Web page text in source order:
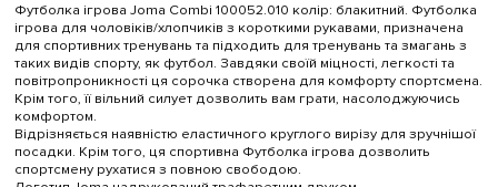
Футболка ігрова Joma Combi 100052.010 колір: блакитний. Футболка
ігрова для чоловіків/хлопчиків з короткими рукавами, призначена
для спортивних тренувань та підходить для тренувань та змагань з
таких видів спорту, як футбол. Завдяки своїй міцності, легкості та
повітропроникності ця сорочка створена для комфорту спортсмена.
Крім того, її вільний силует дозволить вам грати, насолоджуючись
комфортом.
Відрізняється наявністю еластичного круглого вирізу для зручнішої
посадки. Крім того, ця спортивна Футболка ігрова дозволить
спортсмену рухатися з повною свободою.